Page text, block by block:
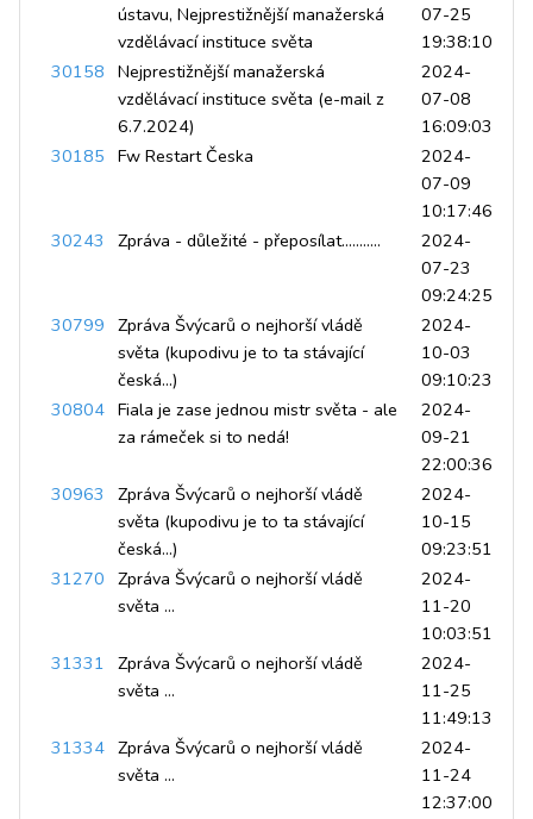
ústavu, Nejprestižnější manažerská
vzdělávací instituce světa
07-25
19:38:10
30158 Nejprestižnější manažerská
vzdělávací instituce světa (e-mail z
6.7.2024)
2024-
07-08
16:09:03
30185 Fw Restart Česka
2024-
07-09
10:17:46
30243
Zpráva - důležité - přeposílat...........
2024-
07-23
09:24:25
30799 Zpráva Švýcarů o nejhorší vládě
světa (kupodivu je to ta stávající
česká...)
2024-
10-03
09:10:23
30804 Fiala je zase jednou mistr světa - ale
za rámeček si to nedá!
2024-
09-21
22:00:36
30963
Zpráva Švýcarů o nejhorší vládě
světa (kupodivu je to ta stávající
česká...)
2024-
10-15
09:23:51
31270 Zpráva Švýcarů o nejhorší vládě
světa ...
2024-
11-20
10:03:51
31331 Zpráva Švýcarů o nejhorší vládě
světa ...
2024-
11-25
11:49:13
31334 Zpráva Švýcarů o nejhorší vládě
světa ...
2024-
11-24
12:37:00